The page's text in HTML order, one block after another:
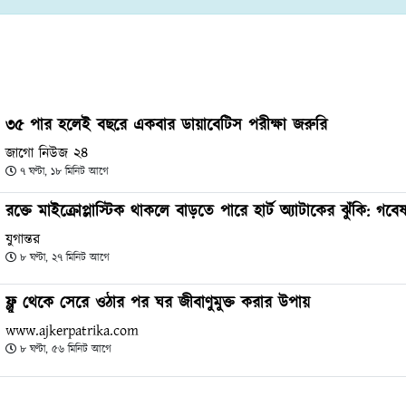
৩৫ পার হলেই বছরে একবার ডায়াবেটিস পরীক্ষা জরুরি
জাগো নিউজ ২৪
৭ ঘণ্টা, ১৮ মিনিট আগে
রক্তে মাইক্রোপ্লাস্টিক থাকলে বাড়তে পারে হার্ট অ্যাটাকের ঝুঁকি:
যুগান্তর
৮ ঘণ্টা, ২৭ মিনিট আগে
ফ্লু থেকে সেরে ওঠার পর ঘর জীবাণুমুক্ত করার উপায়
www.ajkerpatrika.com
৮ ঘণ্টা, ৫৬ মিনিট আগে